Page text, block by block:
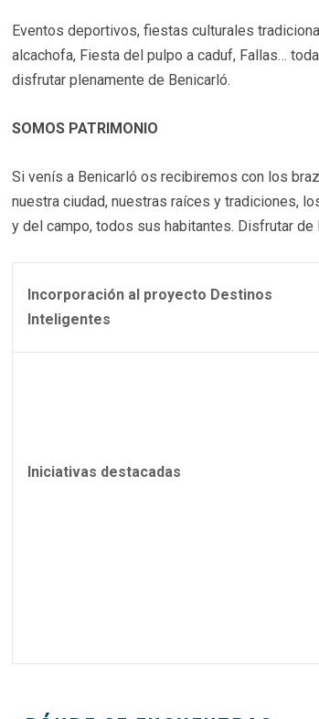
Eventos deportivos, fiestas culturales
alcachofa, Fiesta del pulpo a caduf, Fallas…
disfrutar plenamente de Benicarló.
SOMOS PATRIMONIO
Si venís a Benicarló os recibiremos con los
nuestra ciudad, nuestras raíces y tradiciones,
y del campo, todos sus habitantes. Disfrutar de
Incorporación al proyecto Destinos
Inteligentes
Iniciativas destacadas